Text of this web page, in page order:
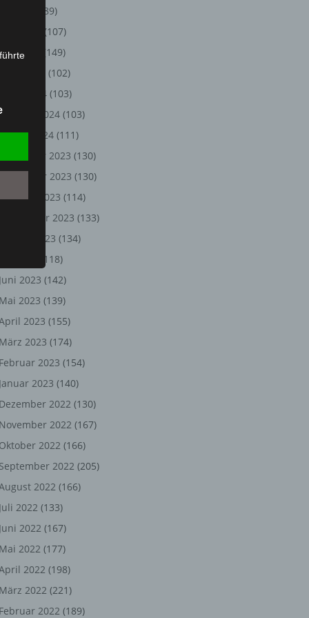
(89)
(107)
Mai 2024
(149)
(102)
März 2024 (103)
2024 (103)
2024 (111)
Dezember 2023 (130)
November 2023 (130)
2023 (114)
September 2023 (133)
August 2023 (134)
(118)
Juni 2023 (142)
Mai 2023 (139)
2023 (155)
März 2023 (174)
Februar 2023 (154)
Januar 2023 (140)
Dezember 2022 (130)
November 2022 (167)
Oktober 2022 (166)
September 2022 (205)
2022 (166)
Juli 2022 (133)
Juni 2022 (167)
Mai 2022 (177)
2022 (198)
März 2022 (221)
Februar 2022 (189)
oder